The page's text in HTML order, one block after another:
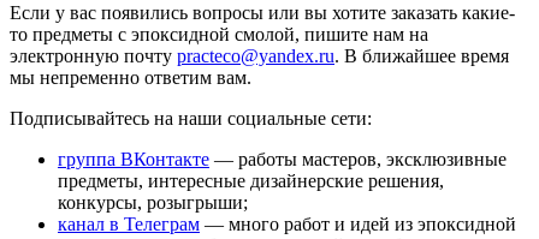
Если у вас появились вопросы или вы хотите заказать какие-
то предметы с эпоксидной смолой, пишите нам на
электронную почту practeco@yandex.ru. В ближайшее время
мы непременно ответим вам.
Подписывайтесь на наши социальные сети:
группа ВКонтакте — работы мастеров, эксклюзивные
предметы, интересные дизайнерские решения,
конкурсы, розыгрыши;
канал в Телеграм — много работ и идей из эпоксидной